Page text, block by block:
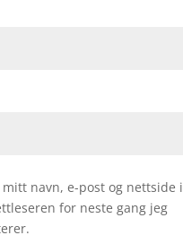
mitt navn, e-post og nettside i
for neste gang jeg